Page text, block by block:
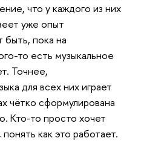
что у каждого из них
уже опыт
пока на
то есть музыкальное
Точнее,
для всех них играет
чётко сформулирована
Кто-то просто хочет
как это работает.